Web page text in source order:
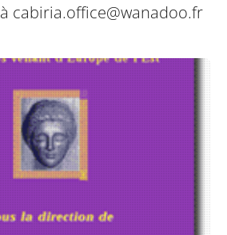
cabiria.office@wanadoo.fr